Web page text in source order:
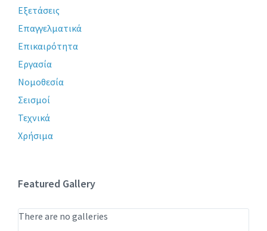
Εξετάσεις
Επαγγελματικά
Επικαιρότητα
Εργασία
Νομοθεσία
Σεισμοί
Τεχνικά
Χρήσιμα
Featured Gallery
There are no galleries